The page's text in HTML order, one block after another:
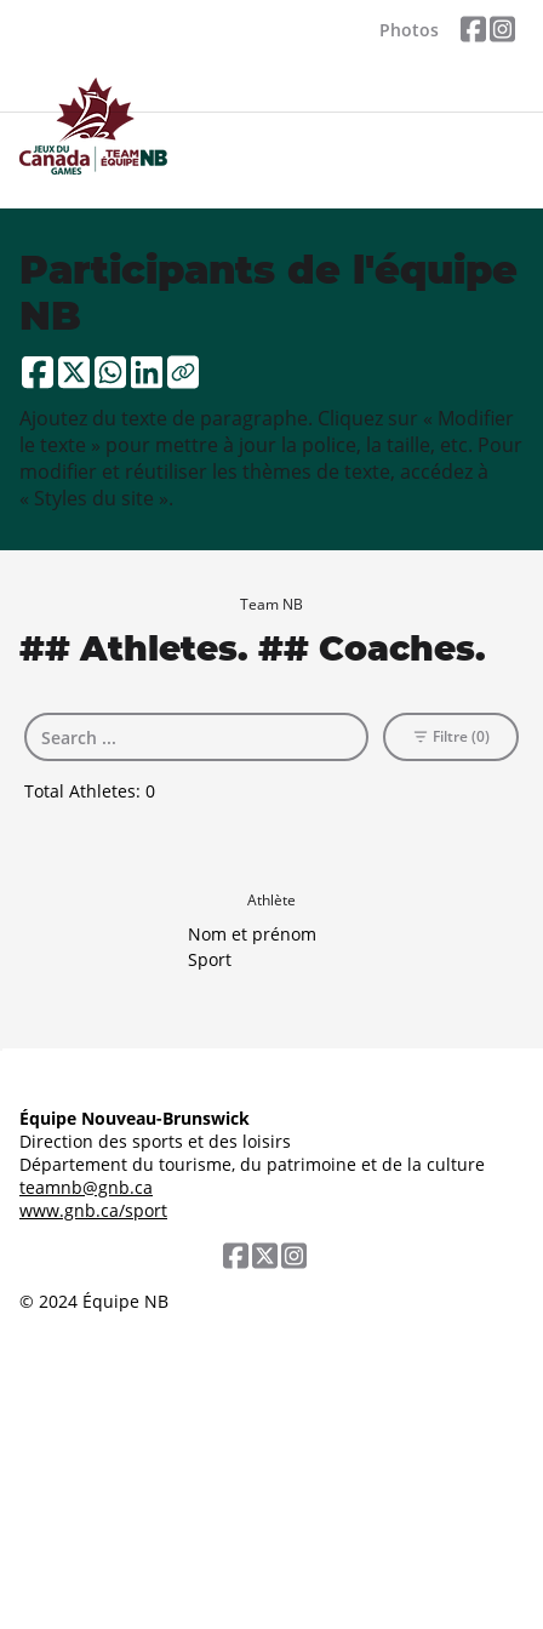
Photos
Participants de l'équipe
NB
Ajoutez du texte de paragraphe. Cliquez sur « Modifier
le texte » pour mettre à jour la police, la taille, etc. Pour
modifier et réutiliser les thèmes de texte, accédez à
« Styles du site ».
Team NB
## Athletes. ## Coaches.
Total Athletes: 0
Filtre (0)
Athlète
Nom et prénom
Sport
Équipe Nouveau-Brunswick
Direction des sports et des loisirs
Département du tourisme, du patrimoine et de la culture
teamnb@gnb.ca
www.gnb.ca/sport
© 2024 Équipe NB